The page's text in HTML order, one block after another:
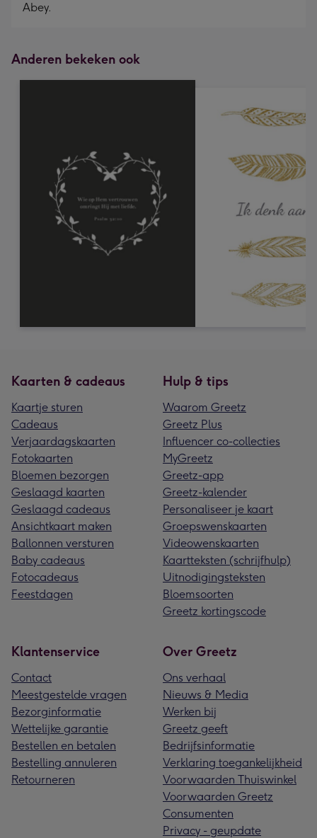
Abey.
Anderen bekeken ook
Kaarten & cadeaus
Kaartje sturen
Cadeaus
Verjaardagskaarten
Fotokaarten
Bloemen bezorgen
Geslaagd kaarten
Geslaagd cadeaus
Ansichtkaart maken
Ballonnen versturen
Baby cadeaus
Fotocadeaus
Feestdagen
Hulp & tips
Waarom Greetz
Greetz Plus
Influencer co-collecties
MyGreetz
Greetz-app
Greetz-kalender
Personaliseer je kaart
Groepswenskaarten
Videowenskaarten
Kaartteksten (schrijfhulp)
Uitnodigingsteksten
Bloemsoorten
Greetz kortingscode
Klantenservice
Contact
Meestgestelde vragen
Bezorginformatie
Wettelijke garantie
Bestellen en betalen
Bestelling annuleren
Retourneren
Over Greetz
Ons verhaal
Nieuws & Media
Werken bij
Greetz geeft
Bedrijfsinformatie
Verklaring toegankelijkheid
Voorwaarden Thuiswinkel
Voorwaarden Greetz
Consumenten
Privacy - geupdate